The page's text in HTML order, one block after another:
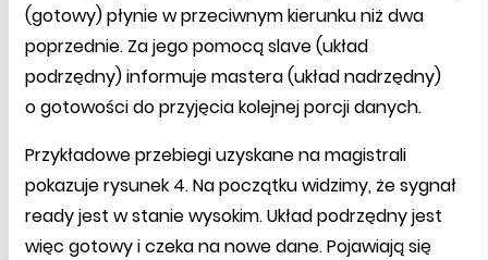
(gotowy) płynie w przeciwnym kierunku niż dwa
poprzednie. Za jego pomocą slave (układ
podrzędny) informuje mastera (układ nadrzędny)
o gotowości do przyjęcia kolejnej porcji danych.
Przykładowe przebiegi uzyskane na magistrali
pokazuje rysunek 4. Na początku widzimy, że sygnał
ready jest w stanie wysokim. Układ podrzędny jest
więc gotowy i czeka na nowe dane. Pojawiają się